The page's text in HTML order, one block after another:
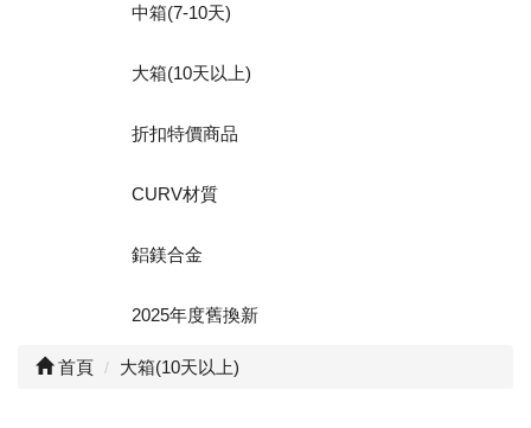
中箱(7-10天)
大箱(10天以上)
折扣特價商品
CURV材質
鋁鎂合金
2025年度舊換新
首頁 大箱(10天以上)